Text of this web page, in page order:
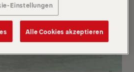
Einstellungen
Alle Cookies akzeptieren